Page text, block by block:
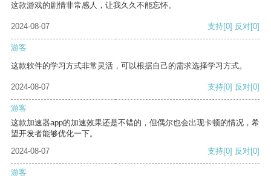
这款游戏的剧情非常感人，让我久久不能忘怀。
2024-08-07 支持[0] 反对[0]
游客
这款软件的学习方式非常灵活，可以根据自己的需求选择学习方式。
2024-08-07 支持[0] 反对[0]
游客
这款加速器app的加速效果还是不错的，但偶尔也会出现卡顿的情况，希
望开发者能够优化一下。
2024-08-07
支持[0] 反对[0]
游客